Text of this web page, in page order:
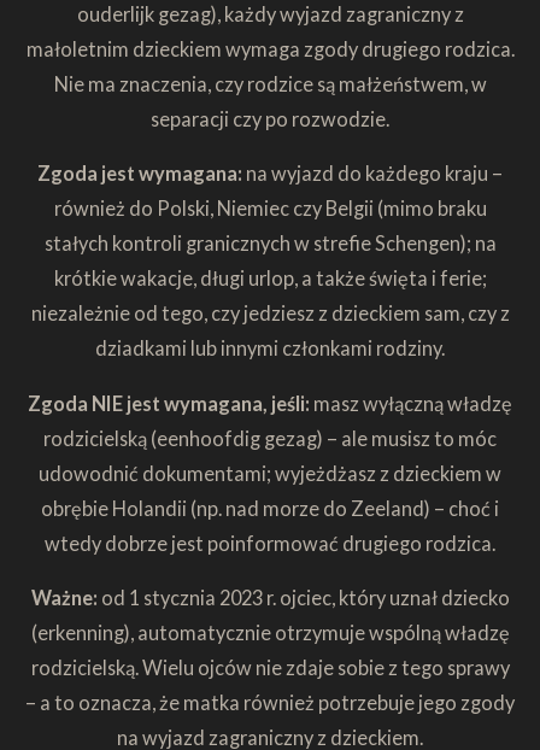
ouderlijk gezag), każdy wyjazd zagraniczny z
małoletnim dzieckiem wymaga zgody drugiego rodzica.
Nie ma znaczenia, czy rodzice są małżeństwem, w
separacji czy po rozwodzie.
Zgoda jest wymagana: na wyjazd do każdego kraju –
również do Polski, Niemiec czy Belgii (mimo braku
stałych kontroli granicznych w strefie Schengen); na
krótkie wakacje, długi urlop, a także święta i ferie;
niezależnie od tego, czy jedziesz z dzieckiem sam, czy z
dziadkami lub innymi członkami rodziny.
Zgoda NIE jest wymagana, jeśli: masz wyłączną władzę
rodzicielską (eenhoofdig gezag) – ale musisz to móc
udowodnić dokumentami; wyjeżdżasz z dzieckiem w
obrębie Holandii (np. nad morze do Zeeland) – choć i
wtedy dobrze jest poinformować drugiego rodzica.
Ważne: od 1 stycznia 2023 r. ojciec, który uznał dziecko
(erkenning), automatycznie otrzymuje wspólną władzę
rodzicielską. Wielu ojców nie zdaje sobie z tego sprawy
– a to oznacza, że matka również potrzebuje jego zgody
na wyjazd zagraniczny z dzieckiem.